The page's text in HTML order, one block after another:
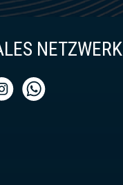
NETZWERK